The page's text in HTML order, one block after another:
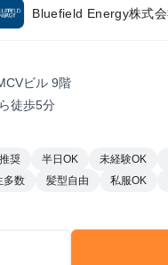
Bluefield Energy株式
ビル 9階
徒歩5分
奨 半日OK 未経験OK
多数 髪型自由 私服OK